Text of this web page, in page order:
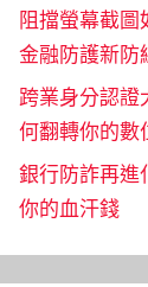
阻擋螢幕截圖
金融防護新防
跨業身分認證
何翻轉你的數
銀行防詐再進
你的血汗錢